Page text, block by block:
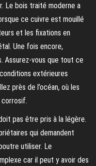
Le bois traité moderne a
ce cuivre est mouillé
et les fixations en
Une fois encore,
Assurez-vous que tout ce
extérieures
près de l’océan, où les
corrosif.
pas être pris à la légère.
qui demandent
utiliser. Le
car il peut y avoir des